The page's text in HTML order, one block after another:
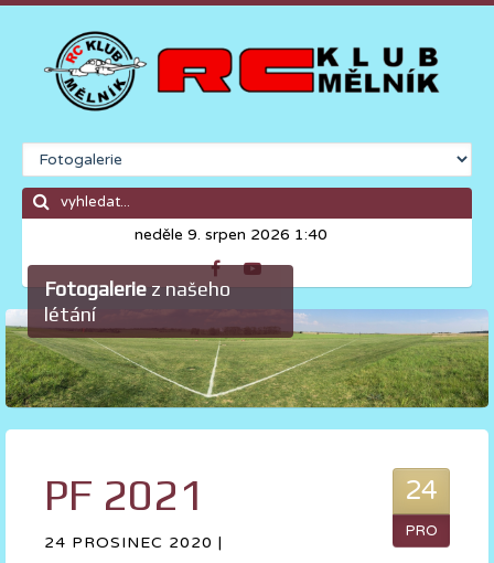
neděle 9. srpen 2026 1:40
Fotogaleriez našeho
létání
24
PRO
PF 2021
24 PROSINEC 2020 |